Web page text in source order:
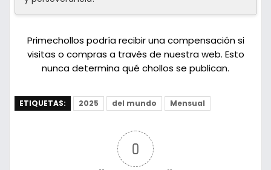
Primechollos podría recibir una compensación si
visitas o compras a través de nuestra web. Esto
nunca determina qué chollos se publican.
ETIQUETAS: 2025 del mundo Mensual
0